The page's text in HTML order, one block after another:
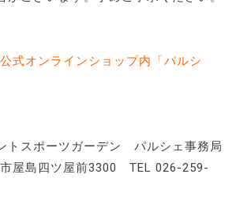
式オンラインショップ内「パルシ
トスポーツガーデン パルシェ事務局
屋島四ツ屋前3300 TEL 026-259-